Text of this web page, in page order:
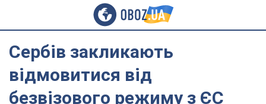
Сербів закликають
відмовитися від
безвізового режиму з ЄС